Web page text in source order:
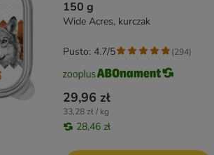
150 g
Wide Acres, kurczak
29,96 zł
33,28 zł / kg
28,46 zł
Pusto: 4.7/5 (294)